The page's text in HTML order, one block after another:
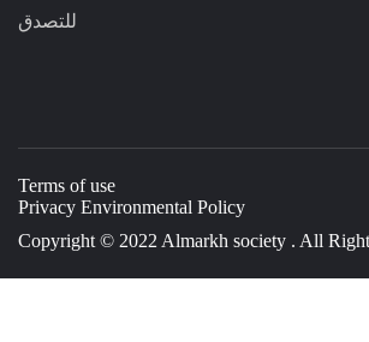
للتصدق
Terms of use
Privacy Environmental Policy
Copyright © 2022 Almarkh society . All